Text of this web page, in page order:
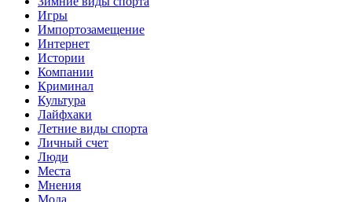
Игры
Импортозамещение
Интернет
Истории
Компании
Криминал
Культура
Лайфхаки
Летние виды спорта
Личный счет
Люди
Места
Мнения
Мода